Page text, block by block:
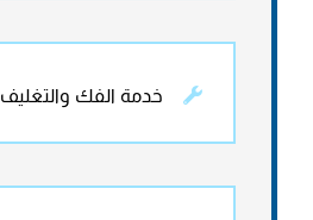
خدمة الفك والتغليف